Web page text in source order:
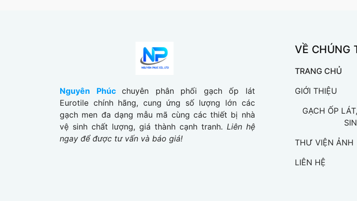
Nguyên Phúc chuyên phân phối gạch ốp lát
Eurotile chính hãng, cung ứng số lượng lớn các
gạch men đa dạng mẫu mã cùng các thiết bị nhà
vệ sinh chất lượng, giá thành cạnh tranh. Liên hệ
ngay để được tư vấn và báo giá!
VỀ CHÚNG
TRANG CHỦ
GIỚI THIỆU
GẠCH ỐP
THƯ VIỆN ẢNH
LIÊN HỆ